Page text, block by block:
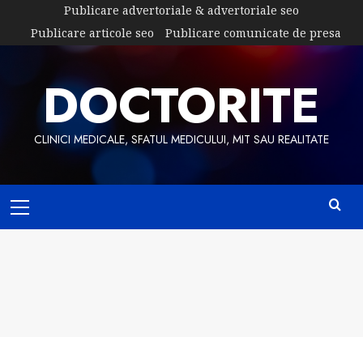
content
Publicare advertoriale & advertoriale seo
Publicare articole seo
Publicare comunicate de presa
DOCTORITE
CLINICI MEDICALE, SFATUL MEDICULUI, MIT SAU REALITATE
Menu